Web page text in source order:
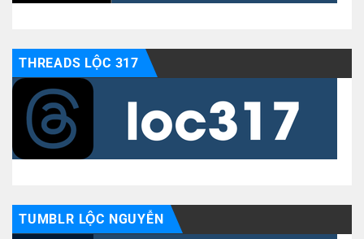
THREADS LỘC 317
TUMBLR LỘC NGUYỄN